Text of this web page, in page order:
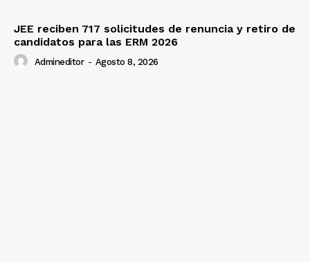
JEE reciben 717 solicitudes de renuncia y retiro de
candidatos para las ERM 2026
Admineditor - Agosto 8, 2026